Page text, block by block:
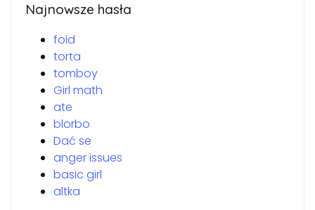
Najnowsze hasła
foid
torta
tomboy
Girl math
ate
blorbo
Dać se
anger issues
basic girl
altka